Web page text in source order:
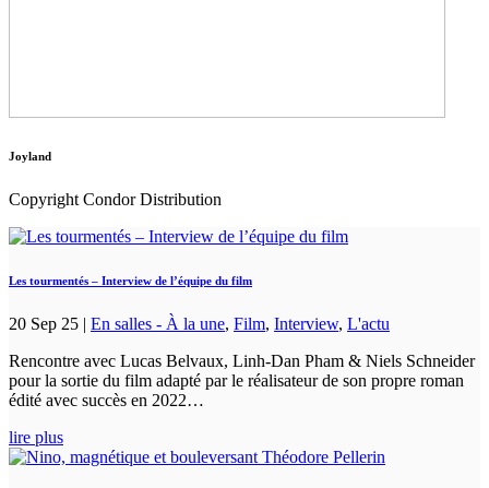
Joyland
Copyright Condor Distribution
Les tourmentés – Interview de l’équipe du film
20 Sep 25 | En salles - À la une, Film, Interview, L'actu
Rencontre avec Lucas Belvaux, Linh-Dan Pham & Niels Schneider
pour la sortie du film adapté par le réalisateur de son propre roman
édité avec succès en 2022…
lire plus